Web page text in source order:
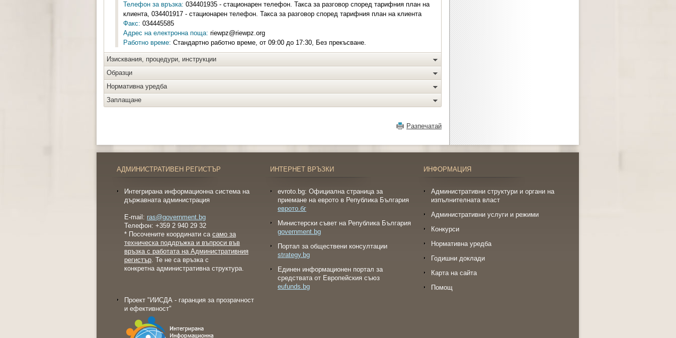
Телефон за връзка: 034401935 - стационарен телефон. Такса за разговор според тарифния план на
клиента, 034401917 - стационарен телефон. Такса за разговор според тарифния план на клиента
Факс: 034445585
Адрес на електронна поща: riewpz@riewpz.org
Работно време: Стандартно работно време, от 09:00 до 17:30, Без прекъсване.
Изисквания, процедури, инструкции
Образци
Нормативна уредба
Заплащане
Разпечатай
АДМИНИСТРАТИВЕН РЕГИСТЪР
Интегрирана информационна система на
държавната администрация
E-mail: ras@government.bg
Телефон: +359 2 940 29 32
* Посочените координати са само за
техническа поддръжка и въпроси във
връзка с работата на Административния
регистър. Те не са връзка с
конкретна административна структура.
Проект "ИИСДА - гаранция за прозрачност
и ефективност"
ИНТЕРНЕТ ВРЪЗКИ
evroto.bg: Официална страница за
приемане на еврото в Република България
еврото.бг
Министерски съвет на Република България
government.bg
Портал за обществени консултации
strategy.bg
Eдинен информационен портал за
средствата от Европейския съюз
eufunds.bg
ИНФОРМАЦИЯ
Административни структури и органи на
изпълнителната власт
Административни услуги и режими
Конкурси
Нормативна уредба
Годишни доклади
Карта на сайта
Помощ